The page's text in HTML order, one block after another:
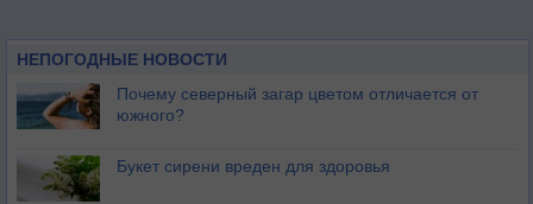
НЕПОГОДНЫЕ НОВОСТИ
Почему северный загар цветом отличается от
южного?
Букет сирени вреден для здоровья